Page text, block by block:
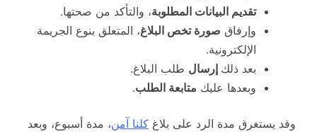
تقديم البيانات المطلوبة، والتأكد من صحتها.
وإرفاق صورة تخص البلاغ، المتعلق بنوع الجريمة
الإلكترونية.
بعد ذلك إرسال طلب البلاغ.
وبعدها عليك متابعة الطلب.
وقد يستغرق مدة الرد على بلاغ كلنا آمن، مدة أسبوع، وبعد